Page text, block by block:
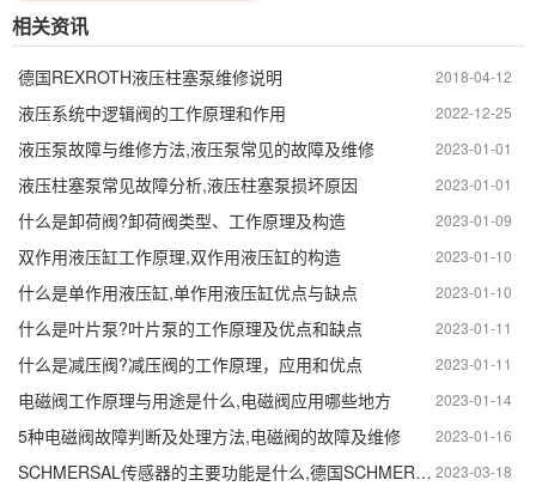
相关资讯
2018-04-12
德国REXROTH液压柱塞泵维修说明
2022-12-25
液压系统中逻辑阀的工作原理和作用
2023-01-01
液压泵故障与维修方法,液压泵常见的故障及维修
2023-01-01
液压柱塞泵常见故障分析,液压柱塞泵损坏原因
2023-01-09
什么是卸荷阀?卸荷阀类型、工作原理及构造
2023-01-10
双作用液压缸工作原理,双作用液压缸的构造
2023-01-10
什么是单作用液压缸,单作用液压缸优点与缺点
2023-01-11
什么是叶片泵?叶片泵的工作原理及优点和缺点
2023-01-11
什么是减压阀?减压阀的工作原理，应用和优点
2023-01-14
电磁阀工作原理与用途是什么,电磁阀应用哪些地方
2023-01-16
5种电磁阀故障判断及处理方法,电磁阀的故障及维修
2023-03-18
SCHMERSAL传感器的主要功能是什么,德国SCHMERSAL传感器的作用